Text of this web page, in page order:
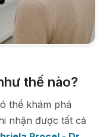
thế nào?
thể khám phá
nhận được tất cả